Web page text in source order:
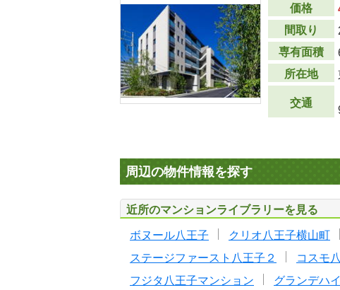
価格
間取り
専有面積
所在地
交通
周辺の物件情報を探す
近所のマンションライブラリーを見る
ボヌール八王子 クリオ八王子横山町
ステージファースト八王子２
コスモ
フジタ八王子マンション
グランデハ